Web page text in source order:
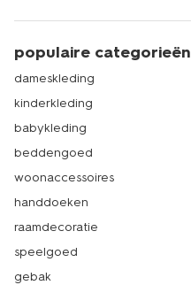
populaire categorieën
dameskleding
kinderkleding
babykleding
beddengoed
woonaccessoires
handdoeken
raamdecoratie
speelgoed
gebak